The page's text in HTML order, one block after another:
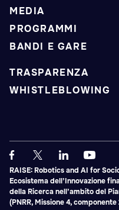
MEDIA
PROGRAMMI
BANDI E GARE
TRASPARENZA
WHISTLEBLOWING
RAISE: Robotics and AI for
Ecosistema dell’Innovazione
della Ricerca nell’ambito del
(PNRR, Missione 4,